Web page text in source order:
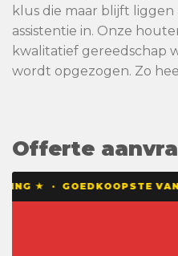
klus die maar blijft
assistentie in. Onze
kwalitatief gereedschap
wordt opgezogen. Zo
Offerte
★ · GOEDKOOPSTE VAN